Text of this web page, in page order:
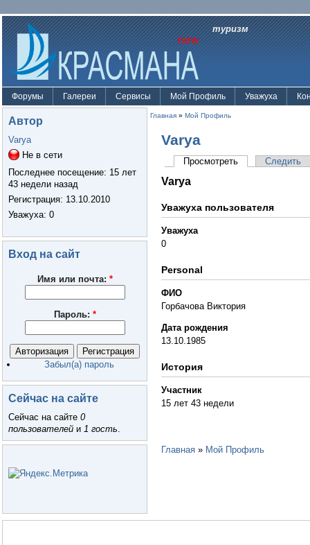
туризм
Форумы Галереи Сервисы Мой Профиль Уважуха
Автор
Varya
Не в сети
Последнее посещение: 15 лет
43 недели назад
Регистрация: 13.10.2010
Уважуха: 0
Вход на сайт
Имя или почта: *
Пароль: *
Забыл(а) пароль
Сейчас на сайте
Сейчас на сайте 0
пользователей и 1 гость.
Главная » Мой Профиль
Varya
Просмотреть Следить
Varya
Уважуха пользователя
Уважуха
0
Personal
ФИО
Горбачова Виктория
Дата рождения
13.10.1985
История
Участник
15 лет 43 недели
Главная » Мой Профиль